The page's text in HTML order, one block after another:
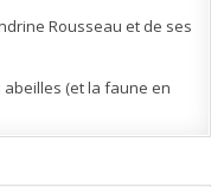
Rousseau et de ses
abeilles (et la faune en